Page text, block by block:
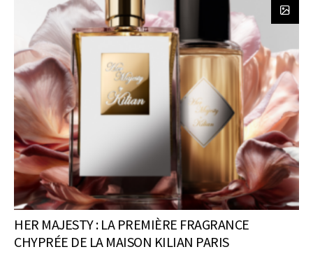
HER MAJESTY : LA PREMIÈRE FRAGRANCE
CHYPRÉE DE LA MAISON KILIAN PARIS